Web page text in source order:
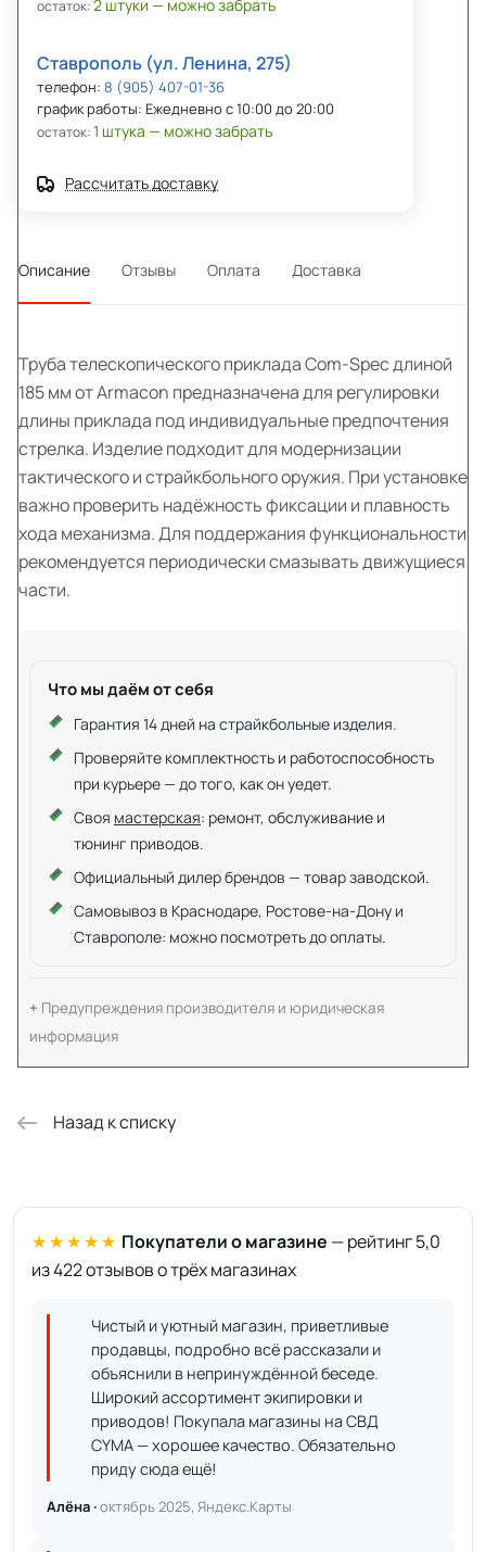
остаток:2 штуки — можно забрать
Ставрополь (ул. Ленина, 275)
телефон: 8 (905) 407-01-36
график работы: Ежедневно с 10:00 до 20:00
остаток:1 штука — можно забрать
Рассчитать доставку
Описание Отзывы Оплата Доставка
Труба телескопического приклада Com-Spec длиной
185 мм от Armacon предназначена для регулировки
длины приклада под индивидуальные предпочтения
стрелка. Изделие подходит для модернизации
тактического и страйкбольного оружия. При установке
важно проверить надёжность фиксации и плавность
хода механизма. Для поддержания функциональности
рекомендуется периодически смазывать движущиеся
части.
Что мы даём от себя
Гарантия 14 дней на страйкбольные изделия.
Проверяйте комплектность и работоспособность
при курьере — до того, как он уедет.
Своя мастерская: ремонт, обслуживание и
тюнинг приводов.
Официальный дилер брендов — товар заводской.
Самовывоз в Краснодаре, Ростове-на-Дону и
Ставрополе: можно посмотреть до оплаты.
Предупреждения производителя и юридическая
информация
Назад к списку
★★★★★ Покупатели о магазине — рейтинг 5,0
из 422 отзывов о трёх магазинах
Чистый и уютный магазин, приветливые
продавцы, подробно всё рассказали и
объяснили в непринуждённой беседе.
Широкий ассортимент экипировки и
приводов! Покупала магазины на СВД
CYMA — хорошее качество. Обязательно
приду сюда ещё!
Алёна ·октябрь 2025, Яндекс.Карты